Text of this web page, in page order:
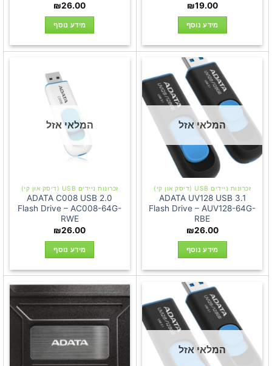
₪19.00
מידע נוסף
₪26.00
מידע נוסף
המלאי אזל
זכרונות ניידים USB (דיסק און קי)
ADATA UV128 USB 3.1
Flash Drive – AUV128-64G-
RBE
₪26.00
מידע נוסף
המלאי אזל
זכרונות ניידים USB (דיסק און קי)
ADATA C008 USB 2.0
Flash Drive – AC008-64G-
RWE
₪26.00
מידע נוסף
המלאי אזל